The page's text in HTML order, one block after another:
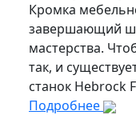
Кромка
завершающий
мастерства.
так, и
станок Hebrock
Подробнее